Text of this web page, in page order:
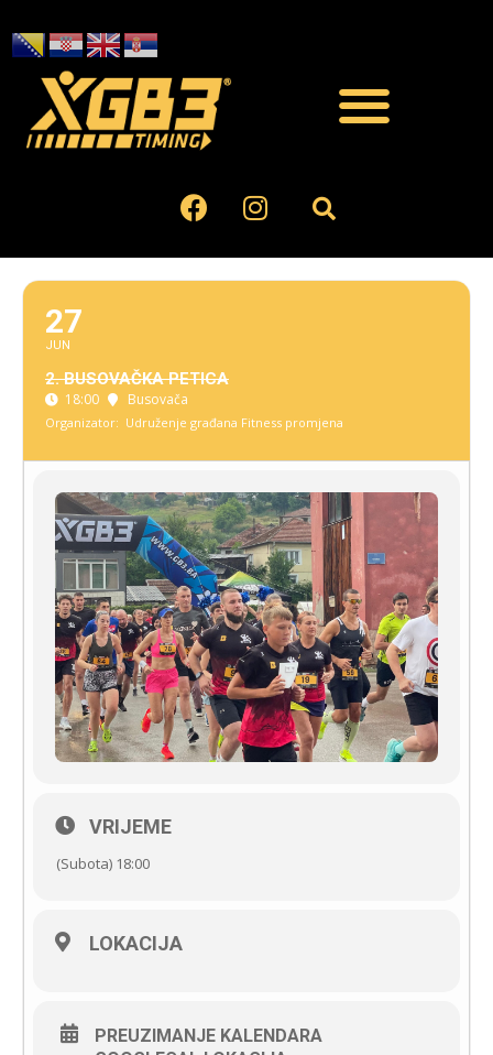
27
JUN
2. BUSOVAČKA PETICA
18:00 Busovača
Organizator: Udruženje građana Fitness promjena
VRIJEME
(Subota) 18:00
LOKACIJA
PREUZIMANJE KALENDARA